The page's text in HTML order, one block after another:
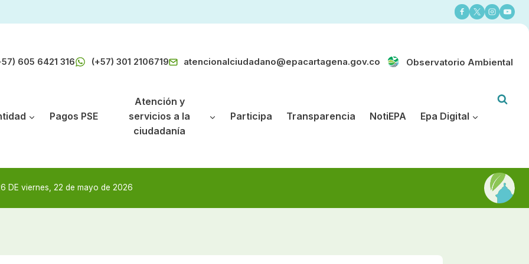
605 6421 316 (+57) 301 2106719 atencionalciudadano@epacartagena.gov.co Observatorio Ambiental
Pagos PSE
Atención y
servicios a la
ciudadanía
Participa Transparencia NotiEPA Epa Digital
DE viernes, 22 de mayo de 2026